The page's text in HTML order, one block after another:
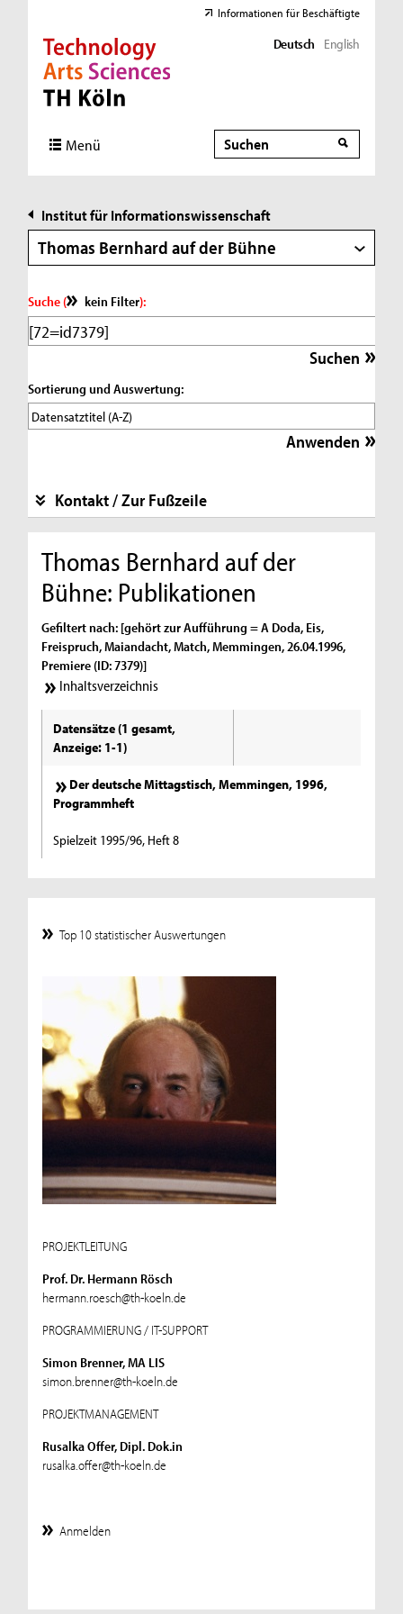
Direkt zur Hauptnavigation
Direkt zur Subnavigation
Direkt zum Inhalt
Direkt zum Fußbereich
Informationen für Beschäftigte
Deutsch English
Menü Suche
Suche
Institut für Informationswissenschaft
Thomas Bernhard auf der Bühne
Suche ( kein Filter):
Sortierung und Auswertung:
Kontakt / Zur Fußzeile
Thomas Bernhard auf der
Bühne: Publikationen
Gefiltert nach: [gehört zur Aufführung = A Doda, Eis,
Freispruch, Maiandacht, Match, Memmingen, 26.04.1996,
Premiere (ID: 7379)]
Inhaltsverzeichnis
Datensätze (1 gesamt,
Anzeige: 1-1)
Der deutsche Mittagstisch, Memmingen, 1996,
Programmheft
Spielzeit 1995/96, Heft 8
Top 10 statistischer Auswertungen
PROJEKTLEITUNG
Prof. Dr. Hermann Rösch
hermann.roesch@th-koeln.de
PROGRAMMIERUNG / IT-SUPPORT
Simon Brenner, MA LIS
simon.brenner@th-koeln.de
PROJEKTMANAGEMENT
Rusalka Offer, Dipl. Dok.in
rusalka.offer@th-koeln.de
Anmelden